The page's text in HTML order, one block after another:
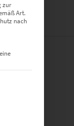
zur
Art.
nach
kann. Die